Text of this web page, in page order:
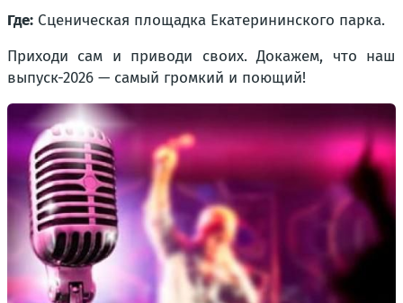
Где: Сценическая площадка Екатерининского парка.
Приходи сам и приводи своих. Докажем, что наш
выпуск-2026 — самый громкий и поющий!